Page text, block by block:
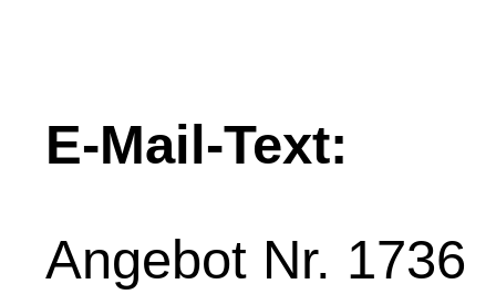
E-Mail-Text:
Angebot Nr. 1736